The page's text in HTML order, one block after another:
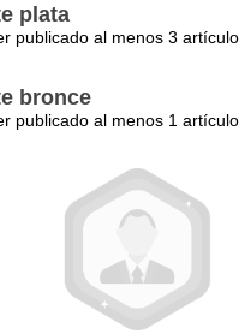
plata
publicado al menos 3
bronce
publicado al menos 1